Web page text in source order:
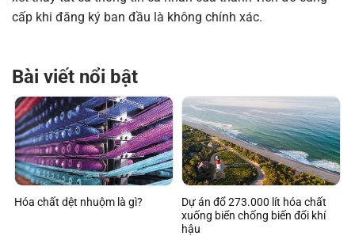
cấp khi đăng ký ban đầu là không chính xác.
Bài viết nổi bật
Hóa chất dệt nhuộm là gì?
Dự án đổ 273.000 lít hóa chất
xuống biển chống biến đổi khí
hậu